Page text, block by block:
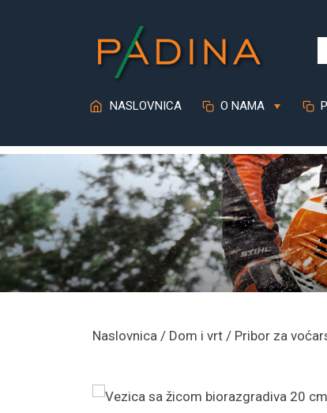
NASLOVNICA O NAMA
Naslovnica / Dom i vrt / Pribor za